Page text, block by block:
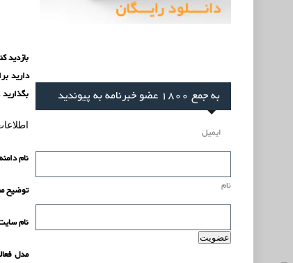
نام دامنه
توضیح
نام
مدل
به جمع 1800 عضو خبرنامه به پیوندید
ایمیل
نام